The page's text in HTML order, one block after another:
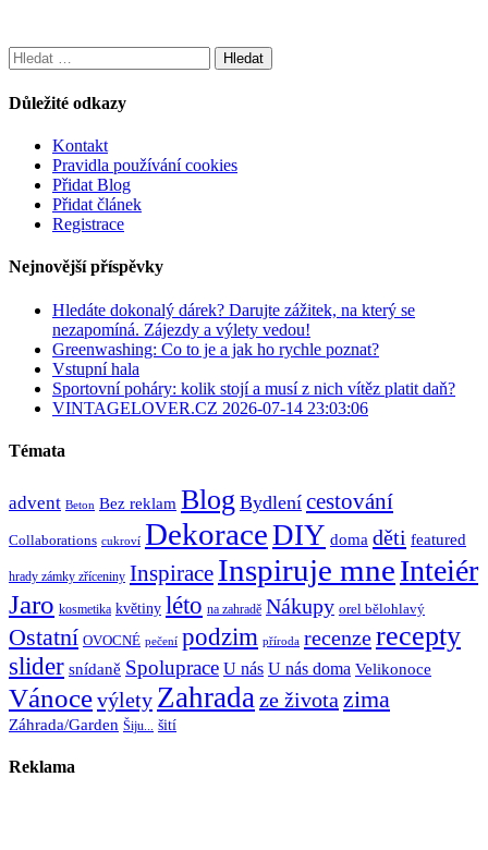
Vyhledávání
Důležité odkazy
Kontakt
Pravidla používání cookies
Přidat Blog
Přidat článek
Registrace
Nejnovější příspěvky
Hledáte dokonalý dárek? Darujte zážitek, na který se
nezapomíná. Zájezdy a výlety vedou!
Greenwashing: Co to je a jak ho rychle poznat?
Vstupní hala
Sportovní poháry: kolik stojí a musí z nich vítěz platit daň?
VINTAGELOVER.CZ 2026-07-14 23:03:06
Témata
advent Beton Bez reklam Blog Bydlení cestování
Collaborations cukroví DekoraceDIY doma děti featured
hrady zámky zříceniny Inspirace Inspiruje mneInteiér
Jaro kosmetika květiny léto na zahradě Nákupy orel bělohlavý
Ostatní OVOCNÉ pečení podzim příroda recenzerecepty
slider snídaně Spoluprace U nás U nás doma Velikonoce
Vánocevýlety Zahradaze života zima
Záhrada/Garden Šiju... šití
Reklama